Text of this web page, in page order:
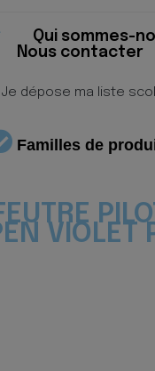
Qui sommes-
Nous contacter
Je dépose ma liste
Familles de
VIOLET